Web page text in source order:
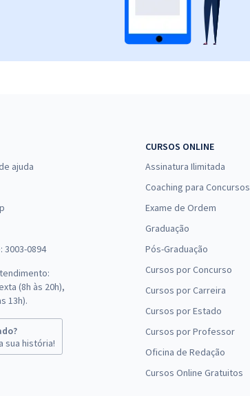
ajuda
3003-0894
(8h às 20h),
13h).
sua história!
CURSOS ONLINE
Assinatura Ilimitada
Coaching para Concursos
Exame de Ordem
Graduação
Pós-Graduação
Cursos por Concurso
Cursos por Carreira
Cursos por Estado
Cursos por Professor
Oficina de Redação
Cursos Online Gratuitos